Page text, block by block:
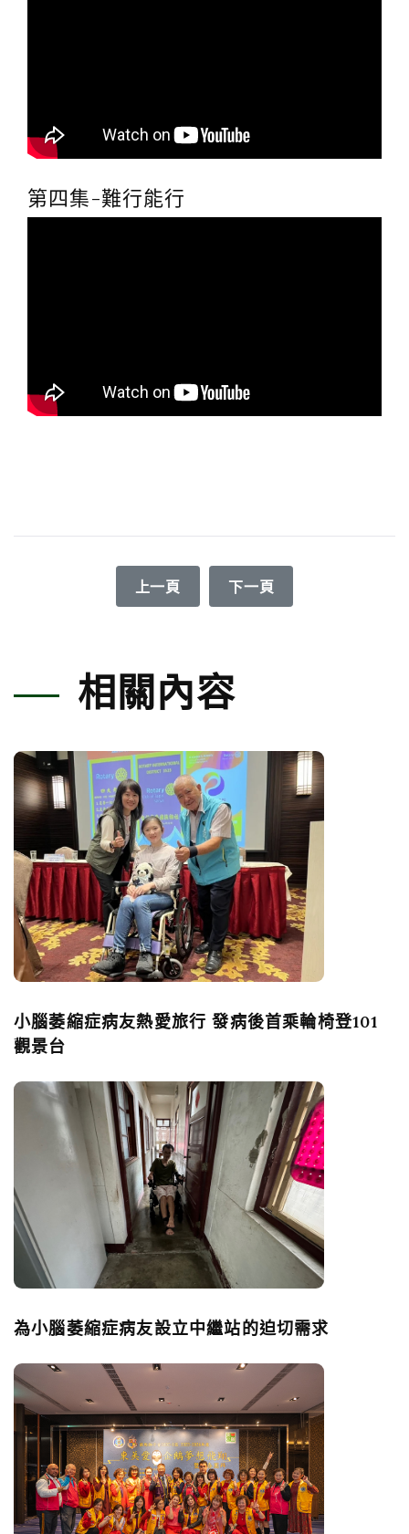
第四集-難行能行
上一篇文章: 72企鵝日 搖擺生活趣-藝術
上一頁 下一篇文章: 罕病天使于
下一頁
相關內容
小腦萎縮症病友熱愛旅行 發病後首乘輪椅登101
觀景台
為小腦萎縮症病友設立中繼站的迫切需求